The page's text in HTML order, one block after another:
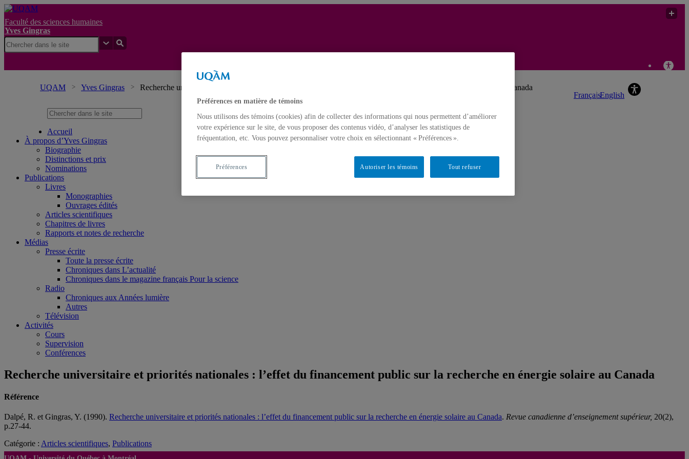
Faculté des sciences humaines
Yves Gingras
UQAM Yves Gingras Recherche universitaire et priorités nationales : l’effet du financement public sur la recherche en énergie solaire au Canada
FrançaisEnglish
Accueil
À propos d’Yves Gingras
Biographie
Distinctions et prix
Nominations
Publications
Livres
Monographies
Ouvrages édités
Articles scientifiques
Chapitres de livres
Rapports et notes de recherche
Médias
Presse écrite
Toute la presse écrite
Chroniques dans L’actualité
Chroniques dans le magazine français Pour la science
Radio
Chroniques aux Années lumière
Autres
Télévision
Activités
Cours
Supervision
Conférences
Recherche universitaire et priorités nationales : l’effet du financement public sur la recherche en énergie solaire au Canada
Référence
Dalpé, R. et Gingras, Y. (1990). Recherche universitaire et priorités nationales : l’effet du financement public sur la recherche en énergie solaire au Canada. Revue canadienne d’enseignement supérieur, 20(2),
p.27-44.
Catégorie : Articles scientifiques, Publications
Préférences en matière de témoins
Nous utilisons des témoins (cookies) afin de collecter des informations qui nous permettent d’améliorer
votre expérience sur le site, de vous proposer des contenus vidéo, d’analyser les statistiques de
fréquentation, etc. Vous pouvez personnaliser votre choix en sélectionnant « Préférences ».
Tout refuser
Autoriser les témoins
Préférences